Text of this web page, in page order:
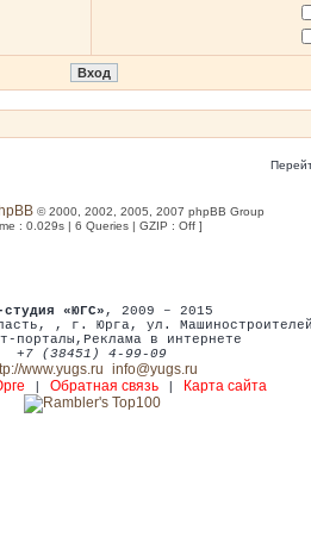
© 2000, 2002, 2005, 2007 phpBB Group
: 0.029s | 6 Queries | GZIP : Off ]
студия «ЮГС» , 2009 – 2015
, г. Юрга, ул.
порталы , Реклама в интернете
+7 (38451) 4-99-09
www.yugs.ru info@yugs.ru
Обратная связь| Карта сайта